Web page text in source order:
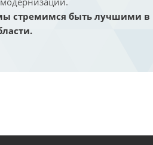
стремимся быть лучшими в